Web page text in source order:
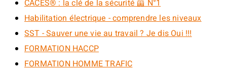
CACES® : la clé de la sécurité 🦺 N°1
Habilitation électrique - comprendre les niveaux
SST - Sauver une vie au travail ? Je dis Oui !!!
FORMATION HACCP
FORMATION HOMME TRAFIC